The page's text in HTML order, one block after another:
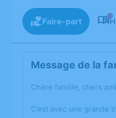
Faire-part
Message de la
Chère famille, chers
C’est avec une grande